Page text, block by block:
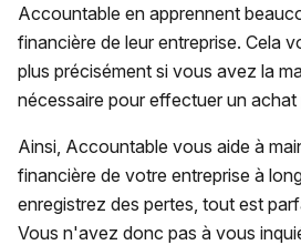
Accountable en apprennent
financière de leur entreprise. Cela
plus précisément si vous avez la
nécessaire pour effectuer un achat
Ainsi, Accountable vous aide à
financière de votre entreprise à
enregistrez des pertes, tout est
Vous n'avez donc pas à vous